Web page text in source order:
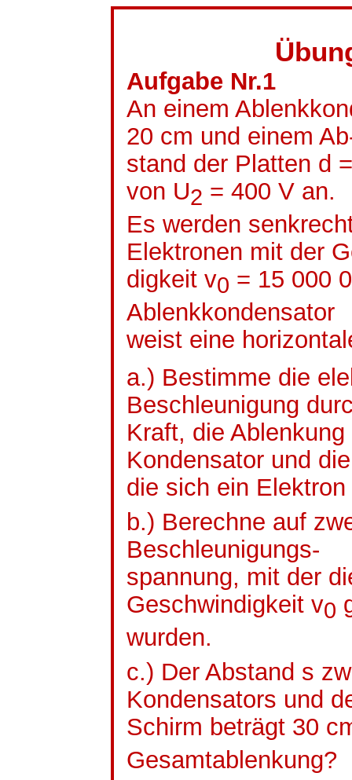
Aufgabe Nr.1
An einem
20 cm und einem
stand der Platten d
von U2 = 400 V an.
Es werden
Elektronen mit der
digkeit v0 = 15 000
Ablenkkondensator
weist eine
a.) Bestimme die
Beschleunigung
Kraft, die
Kondensator und
die sich ein
b.) Berechne auf
Beschleunigungs-
spannung, mit der
Geschwindigkeit v0
wurden.
c.) Der Abstand s
Kondensators und
Schirm beträgt 30
Gesamtablenkung?